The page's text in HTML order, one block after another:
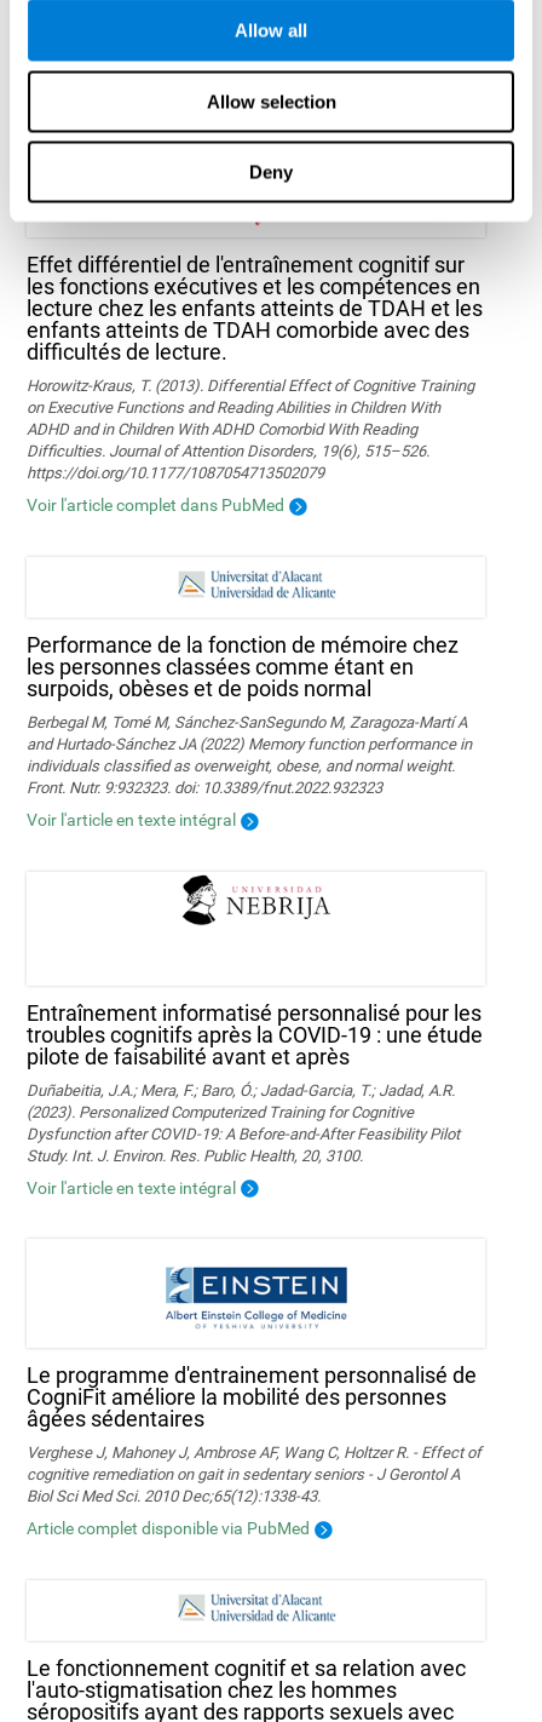
Allow all
Allow selection
Deny
Training Improve Mobility, Enhance Cognition, and Promote Neural
Lire l'article complet
Effet différentiel de l'entraînement cognitif sur
les fonctions exécutives et les compétences en
lecture chez les enfants atteints de TDAH et les
enfants atteints de TDAH comorbide avec des
difficultés de lecture.
Horowitz-Kraus, T. (2013). Differential Effect of Cognitive Training
on Executive Functions and Reading Abilities in Children With
ADHD and in Children With ADHD Comorbid With Reading
Difficulties. Journal of Attention Disorders, 19(6), 515–526.
https://doi.org/10.1177/1087054713502079
Voir l'article complet dans PubMed
Performance de la fonction de mémoire chez
les personnes classées comme étant en
surpoids, obèses et de poids normal
Berbegal M, Tomé M, Sánchez-SanSegundo M, Zaragoza-Martí A
and Hurtado-Sánchez JA (2022) Memory function performance in
individuals classified as overweight, obese, and normal weight.
Front. Nutr. 9:932323. doi: 10.3389/fnut.2022.932323
Voir l'article en texte intégral
Entraînement informatisé personnalisé pour les
troubles cognitifs après la COVID-19 : une étude
pilote de faisabilité avant et après
Duñabeitia, J.A.; Mera, F.; Baro, Ó.; Jadad-Garcia, T.; Jadad, A.R.
(2023). Personalized Computerized Training for Cognitive
Dysfunction after COVID-19: A Before-and-After Feasibility Pilot
Study. Int. J. Environ. Res. Public Health, 20, 3100.
Voir l'article en texte intégral
Le programme d'entrainement personnalisé de
CogniFit améliore la mobilité des personnes
âgées sédentaires
Verghese J, Mahoney J, Ambrose AF, Wang C, Holtzer R. - Effect of
cognitive remediation on gait in sedentary seniors - J Gerontol A
Biol Sci Med Sci. 2010 Dec;65(12):1338-43.
Article complet disponible via PubMed
Le fonctionnement cognitif et sa relation avec
l'auto-stigmatisation chez les hommes
séropositifs ayant des rapports sexuels avec